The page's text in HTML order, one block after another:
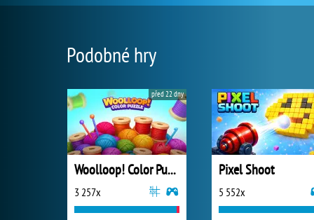
Podobné hry
Woolloop! Color Puzzle
3 257x
před 22 dny
Pixel Shoot
5 552x